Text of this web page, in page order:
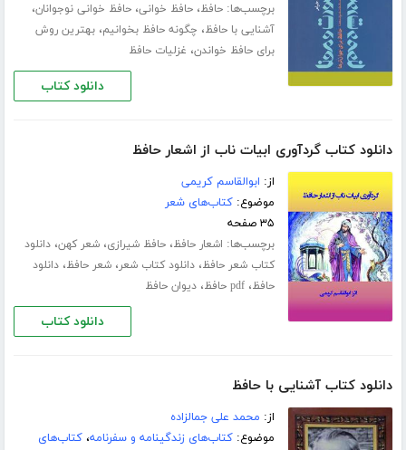
برچسب‌ها:حافظ،حافظ خوانی،حافظ خوانی نوجوانان،
آشنایی با حافظ، چگونه حافظ بخوانیم،بهترین روش
برای حافظ خواندن، غزلیات حافظ
دانلود کتاب
دانلود کتاب گردآوری ابیات ناب از اشعار حافظ
از: ابوالقاسم کریمی
موضوع:کتاب‌های شعر
۳۵ صفحه
برچسب‌ها: اشعار حافظ،حافظ شیرازی،شعر کهن،دانلود
کتاب شعر حافظ،دانلود کتاب شعر،شعر حافظ،دانلود
حافظ،pdf حافظ ،دیوان حافظ
دانلود کتاب
دانلود کتاب آشنایی با حافظ
از: محمد علی جمالزاده
موضوع:کتاب‌های زندگینامه و سفرنامه،کتاب‌های